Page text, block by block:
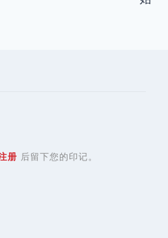
册 后留下您的印记。